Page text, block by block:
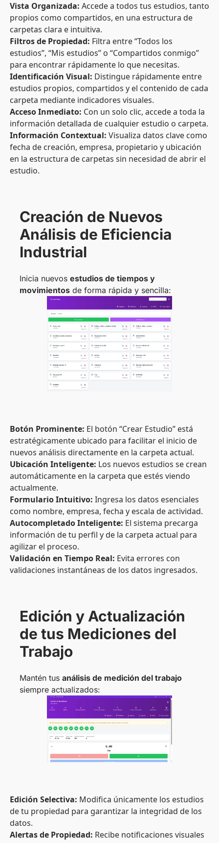
Vista Organizada: Accede a todos tus estudios, tanto
propios como compartidos, en una estructura de
carpetas clara e intuitiva.
Filtros de Propiedad: Filtra entre “Todos los
estudios”, “Mis estudios” o “Compartidos conmigo”
para encontrar rápidamente lo que necesitas.
Identificación Visual: Distingue rápidamente entre
estudios propios, compartidos y el contenido de cada
carpeta mediante indicadores visuales.
Acceso Inmediato: Con un solo clic, accede a toda la
información detallada de cualquier estudio o carpeta.
Información Contextual: Visualiza datos clave como
fecha de creación, empresa, propietario y ubicación
en la estructura de carpetas sin necesidad de abrir el
estudio.
Creación de Nuevos
Análisis de Eficiencia
Industrial
Inicia nuevos estudios de tiempos y
movimientos de forma rápida y sencilla:
Botón Prominente: El botón “Crear Estudio” está
estratégicamente ubicado para facilitar el inicio de
nuevos análisis directamente en la carpeta actual.
Ubicación Inteligente: Los nuevos estudios se crean
automáticamente en la carpeta que estés viendo
actualmente.
Formulario Intuitivo: Ingresa los datos esenciales
como nombre, empresa, fecha y escala de actividad.
Autocompletado Inteligente: El sistema precarga
información de tu perfil y de la carpeta actual para
agilizar el proceso.
Validación en Tiempo Real: Evita errores con
validaciones instantáneas de los datos ingresados.
Edición y Actualización
de tus Mediciones del
Trabajo
Mantén tus análisis de medición del trabajo
siempre actualizados:
Edición Selectiva: Modifica únicamente los estudios
de tu propiedad para garantizar la integridad de los
datos.
Alertas de Propiedad: Recibe notificaciones visuales